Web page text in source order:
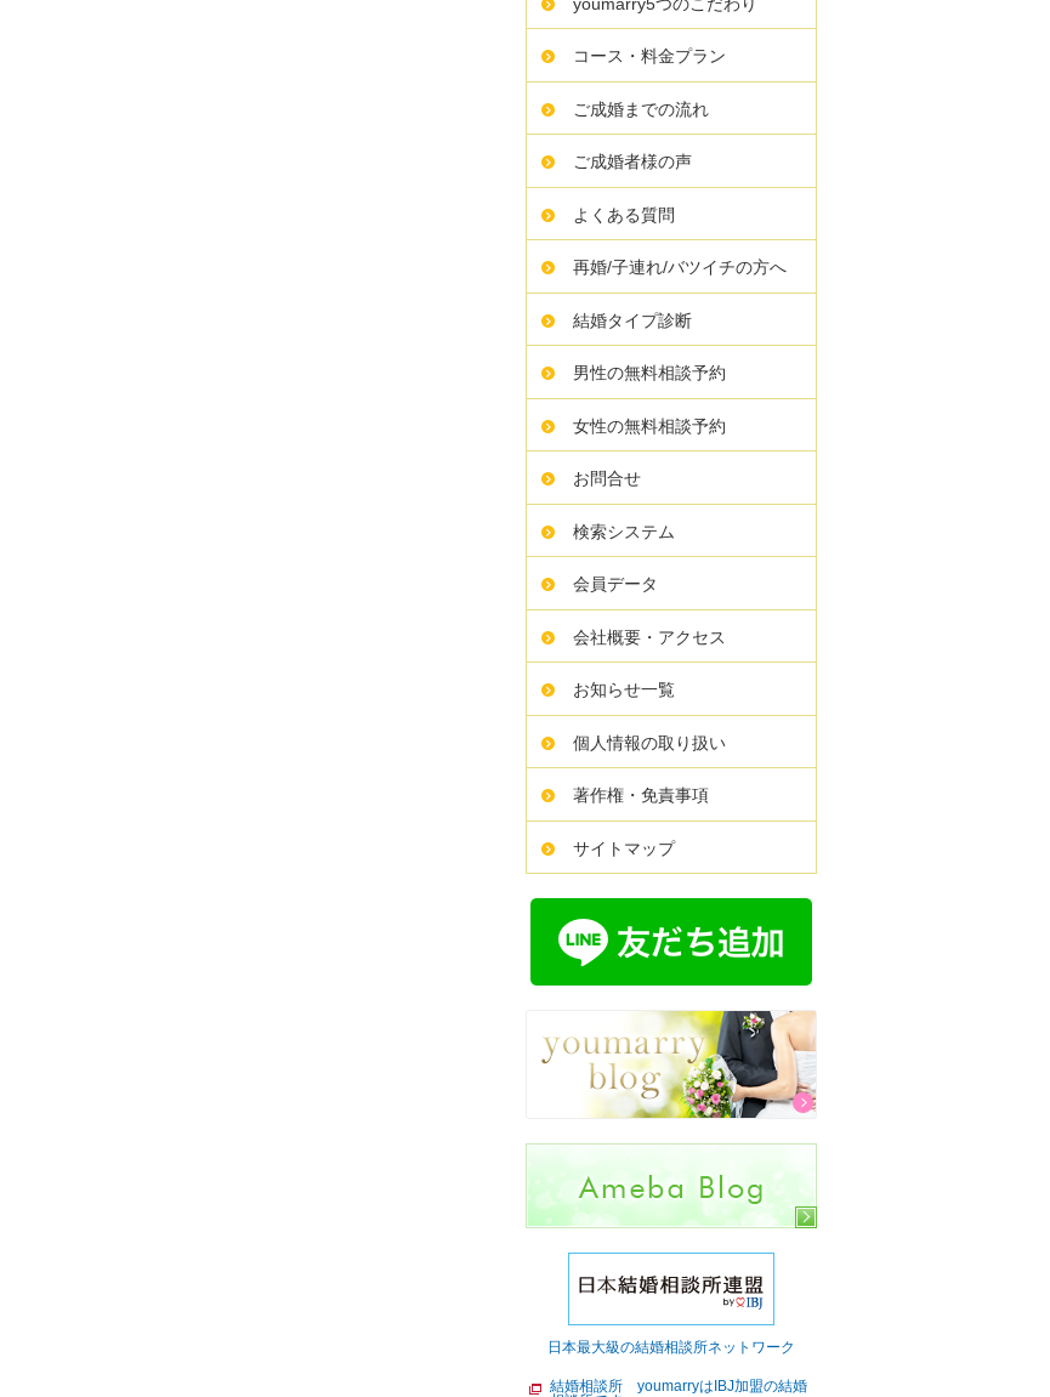
コース・料金プラン
ご成婚までの流れ
ご成婚者様の声
よくある質問
再婚/子連れ/バツイチの方へ
結婚タイプ診断
男性の無料相談予約
女性の無料相談予約
お問合せ
検索システム
会員データ
会社概要・アクセス
お知らせ一覧
個人情報の取り扱い
著作権・免責事項
サイトマップ
日本最大級の結婚相談所ネットワーク
結婚相談所 youmarryはIBJ加盟の結婚